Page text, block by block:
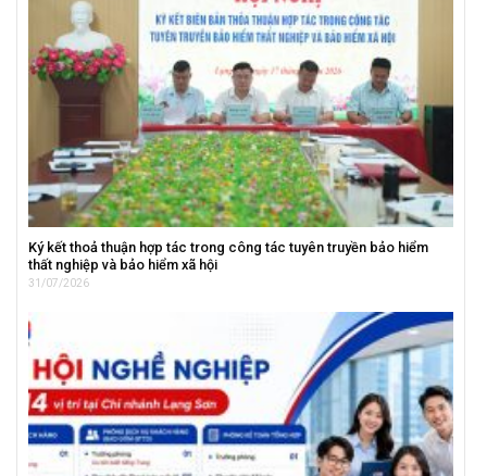
Ký kết thoả thuận hợp tác trong công tác tuyên truyền bảo hiểm
thất nghiệp và bảo hiểm xã hội
31/07/2026